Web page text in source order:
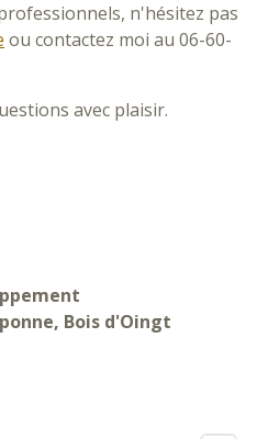
n'hésitez pas
ou contactez moi au 06-60-
avec plaisir.
Bois d'Oingt